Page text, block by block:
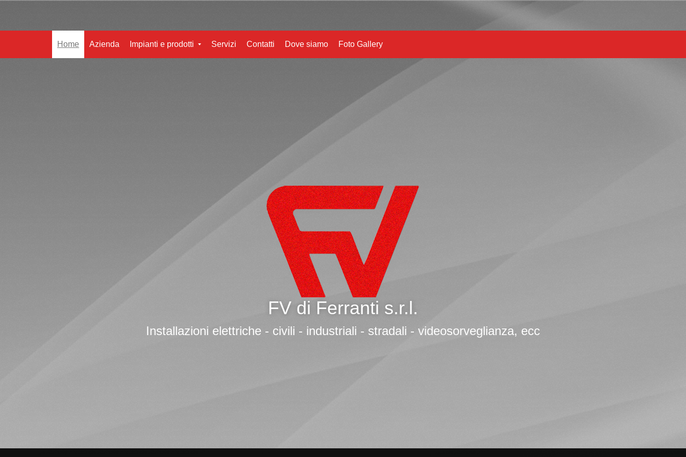
Home Azienda Impianti e prodotti Servizi Contatti Dove siamo Foto Gallery
FV di Ferranti s.r.l.
Installazioni elettriche - civili - industriali - stradali - videosorveglianza, ecc